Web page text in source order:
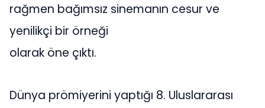
rağmen bağımsız sinemanın cesur ve
yenilikçi bir örneği
olarak öne çıktı.
Dünya prömiyerini yaptığı 8. Uluslararası